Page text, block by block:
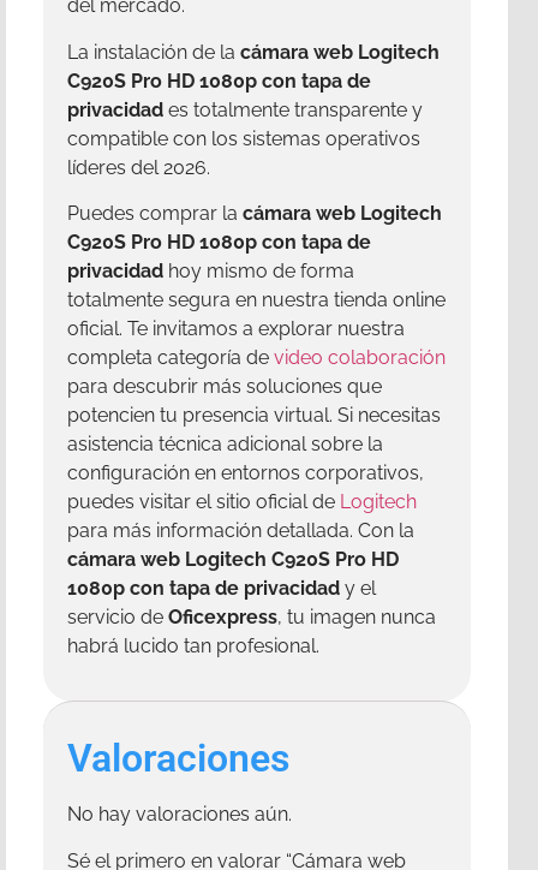
del mercado.
La instalación de la cámara web Logitech
C920S Pro HD 1080p con tapa de
privacidad es totalmente transparente y
compatible con los sistemas operativos
líderes del 2026.
Puedes comprar la cámara web Logitech
C920S Pro HD 1080p con tapa de
privacidad hoy mismo de forma
totalmente segura en nuestra tienda online
oficial. Te invitamos a explorar nuestra
completa categoría de video colaboración
para descubrir más soluciones que
potencien tu presencia virtual. Si necesitas
asistencia técnica adicional sobre la
configuración en entornos corporativos,
puedes visitar el sitio oficial de Logitech
para más información detallada. Con la
cámara web Logitech C920S Pro HD
1080p con tapa de privacidad y el
servicio de Oficexpress, tu imagen nunca
habrá lucido tan profesional.
Valoraciones
No hay valoraciones aún.
Sé el primero en valorar “Cámara web